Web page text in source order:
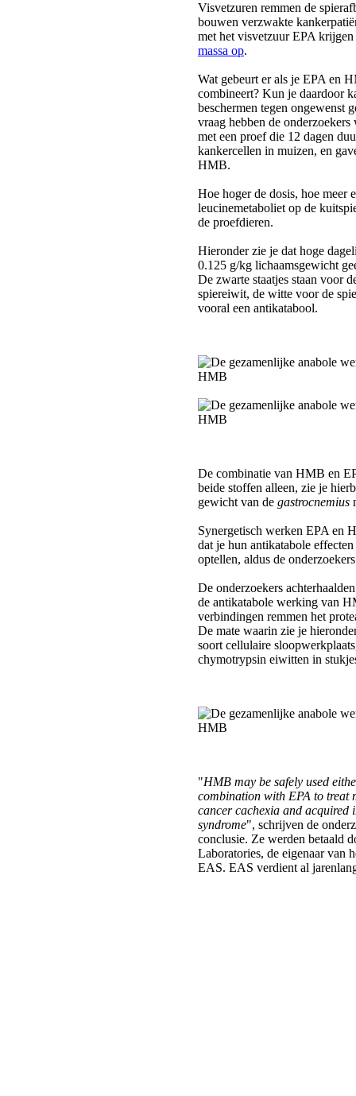
Visvetzuren remmen de
bouwen verzwakte
met het visvetzuur EPA krijgen
massa op.
Wat gebeurt er als je EPA en
combineert? Kun je daardoor
beschermen tegen ongewenst
vraag hebben de
met een proef die 12 dagen
kankercellen in muizen, en
HMB.
Hoe hoger de dosis, hoe meer
leucinemetaboliet op de
de proefdieren.
Hieronder zie je dat hoge
0.125 g/kg lichaamsgewicht
De zwarte staatjes staan voor
spiereiwit, de witte voor de
vooral een antikatabool.
De combinatie van HMB en
beide stoffen alleen, zie je
gewicht van de gastrocnemius
Synergetisch werken EPA en
dat je hun antikatabole
optellen, aldus de
De onderzoekers
de antikatabole werking van
verbindingen remmen het
De mate waarin zie je
soort cellulaire
chymotrypsin eiwitten in
"HMB may be safely used
combination with EPA to treat
cancer cachexia and acquired
syndrome", schrijven de
conclusie. Ze werden betaald
Laboratories, de eigenaar van
EAS. EAS verdient al